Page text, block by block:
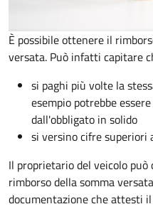
È possibile ottenere il
versata. Può infatti capitare
si paghi più volte la
esempio potrebbe
dall'obbligato in solido
si versino cifre superiori
Il proprietario del veicolo
rimborso della somma
documentazione che attesti